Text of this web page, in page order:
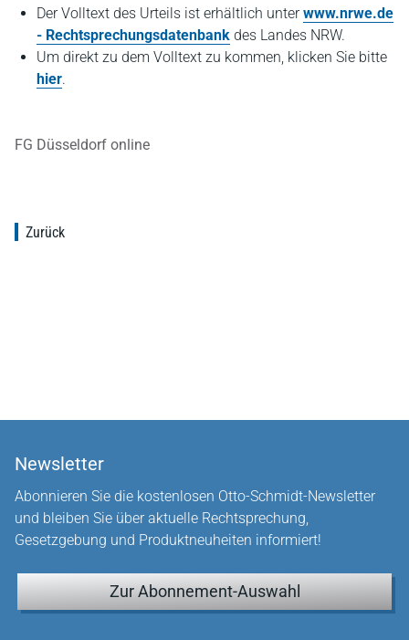
Der Volltext des Urteils ist erhältlich unterwww.nrwe.de
- Rechtsprechungsdatenbank des Landes NRW.
Um direkt zu dem Volltext zu kommen, klicken Sie bitte
hier.
FG Düsseldorf online
Zurück
Newsletter
Abonnieren Sie die kostenlosen Otto-Schmidt-Newsletter
und bleiben Sie über aktuelle Rechtsprechung,
Gesetzgebung und Produktneuheiten informiert!
Zur Abonnement-Auswahl